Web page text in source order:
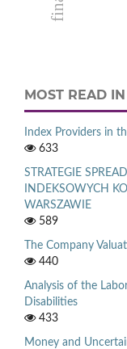
MOST READ
Index Providers in
633
STRATEGIE
INDEKSOWYCH
WARSZAWIE
589
The Company
440
Analysis of the
Disabilities
433
Money and